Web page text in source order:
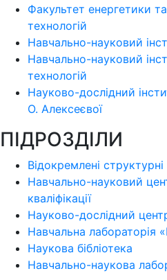
Факультет енергетики
технологій
Навчально-науковий
Навчально-науковий
технологій
Науково-дослідний
О. Алексеєвої
ПІДРОЗДІЛИ
Відокремлені структурні
Навчально-науковий
кваліфікації
Науково-дослідний
Навчальна лабораторія
Наукова бібліотека
Навчально-наукова